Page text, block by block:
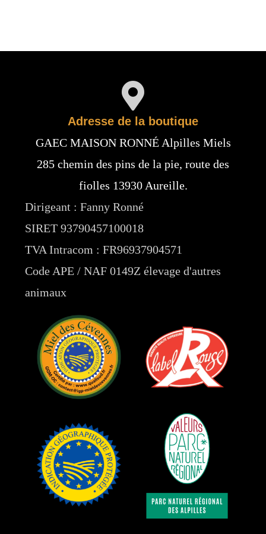
Adresse de la boutique
GAEC MAISON RONNÉ Alpilles Miels
285 chemin des pins de la pie, route des
fiolles 13930 Aureille.
Dirigeant : Fanny Ronné
SIRET 93790457100018
TVA Intracom : FR96937904571
Code APE / NAF 0149Z élevage d'autres
animaux